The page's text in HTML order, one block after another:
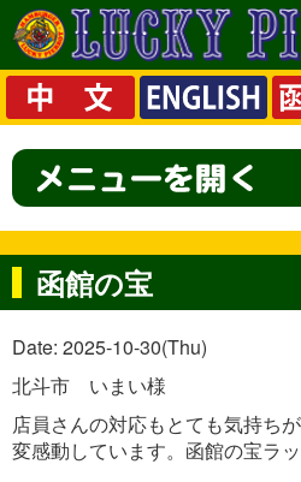
函館の宝
Date: 2025-10-30(Thu)
北斗市 いまい様
店員さんの対応もとても気持ち
変感動しています。函館の宝ラ